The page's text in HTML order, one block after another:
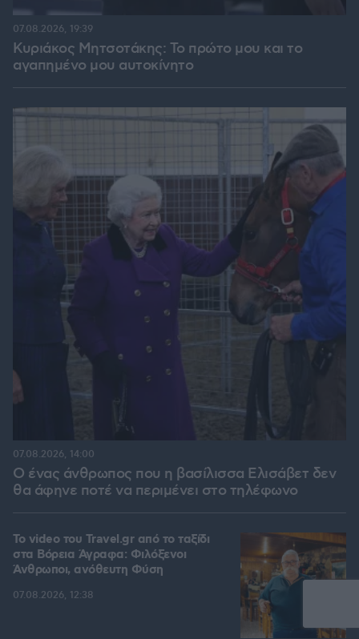
Κυριάκος Μητσοτάκης: Το πρώτο μου και το
αγαπημένο μου αυτοκίνητο
07.08.2026, 19:39
Ο ένας άνθρωπος που η βασίλισσα Ελισάβετ δεν
θα άφηνε ποτέ να περιμένει στο τηλέφωνο
07.08.2026, 14:00
To video του Travel.gr από το ταξίδι
στα Βόρεια Άγραφα: Φιλόξενοι
Άνθρωποι, ανόθευτη Φύση
07.08.2026, 12:38